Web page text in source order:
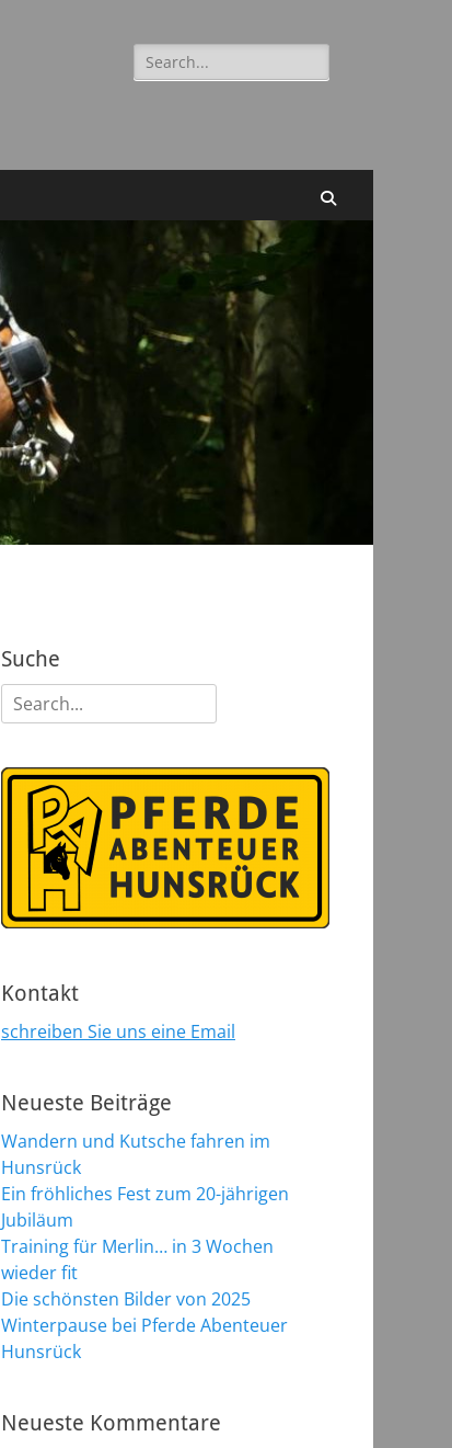
Suchen
nach:
Suche
Suchen
nach:
Kontakt
schreiben Sie uns eine Email
Neueste Beiträge
Wandern und Kutsche fahren im
Hunsrück
Ein fröhliches Fest zum 20-jährigen
Jubiläum
Training für Merlin… in 3 Wochen
wieder fit
Die schönsten Bilder von 2025
Winterpause bei Pferde Abenteuer
Hunsrück
Neueste Kommentare